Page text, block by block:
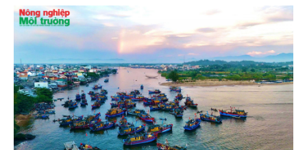
Nông nghiệp và Môi trường đang từng bước hiện thực hóa
Nghị quyết số 20-NQ/TW, hướng tới cách tiếp cận mới: khai
thác hợp lý, bảo vệ tài nguyên và kiến tạo những giá trị phát
triển lâu dài từ biển.